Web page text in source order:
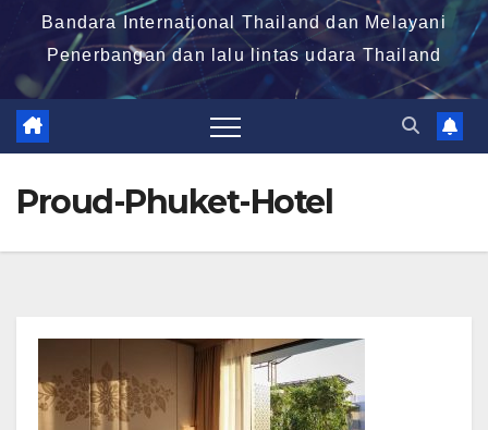
Bandara International Thailand dan Melayani
Penerbangan dan lalu lintas udara Thailand
Proud-Phuket-Hotel